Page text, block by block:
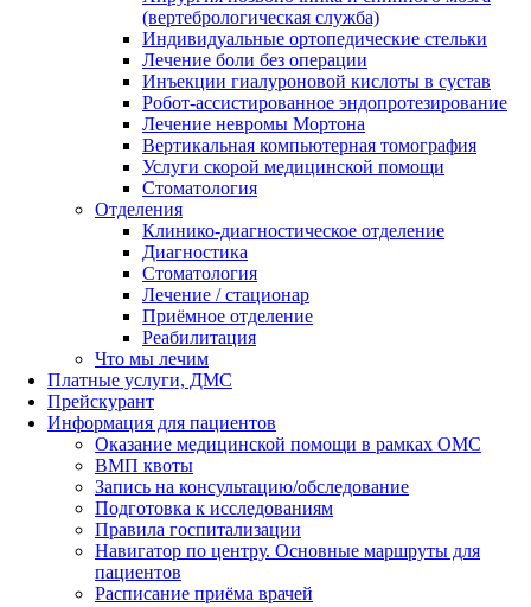
(вертебрологическая служба)
Индивидуальные ортопедические стельки
Лечение боли без операции
Инъекции гиалуроновой кислоты в сустав
Робот-ассистированное эндопротезирование
Лечение невромы Мортона
Вертикальная компьютерная томография
Услуги скорой медицинской помощи
Стоматология
Отделения
Клинико-диагностическое отделение
Диагностика
Стоматология
Лечение / стационар
Приёмное отделение
Реабилитация
Что мы лечим
Платные услуги, ДМС
Прейскурант
Информация для пациентов
Оказание медицинской помощи в рамках ОМС
ВМП квоты
Запись на консультацию/обследование
Подготовка к исследованиям
Правила госпитализации
Навигатор по центру. Основные маршруты для
пациентов
Расписание приёма врачей